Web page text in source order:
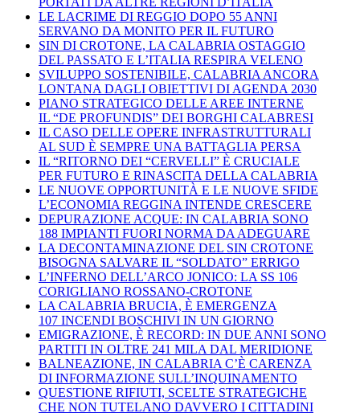
LE LACRIME DI REGGIO DOPO 55 ANNI
SERVANO DA MONITO PER IL FUTURO
SIN DI CROTONE, LA CALABRIA OSTAGGIO
DEL PASSATO E L’ITALIA RESPIRA VELENO
SVILUPPO SOSTENIBILE, CALABRIA ANCORA
LONTANA DAGLI OBIETTIVI DI AGENDA 2030
PIANO STRATEGICO DELLE AREE INTERNE
IL “DE PROFUNDIS” DEI BORGHI CALABRESI
IL CASO DELLE OPERE INFRASTRUTTURALI
AL SUD È SEMPRE UNA BATTAGLIA PERSA
IL “RITORNO DEI “CERVELLI” È CRUCIALE
PER FUTURO E RINASCITA DELLA CALABRIA
LE NUOVE OPPORTUNITÀ E LE NUOVE SFIDE
L’ECONOMIA REGGINA INTENDE CRESCERE
DEPURAZIONE ACQUE: IN CALABRIA SONO
188 IMPIANTI FUORI NORMA DA ADEGUARE
LA DECONTAMINAZIONE DEL SIN CROTONE
BISOGNA SALVARE IL “SOLDATO” ERRIGO
L’INFERNO DELL’ARCO JONICO: LA SS 106
CORIGLIANO ROSSANO-CROTONE
LA CALABRIA BRUCIA, È EMERGENZA
107 INCENDI BOSCHIVI IN UN GIORNO
EMIGRAZIONE, È RECORD: IN DUE ANNI SONO
PARTITI IN OLTRE 241 MILA DAL MERIDIONE
BALNEAZIONE, IN CALABRIA C’È CARENZA
DI INFORMAZIONE SULL’INQUINAMENTO
QUESTIONE RIFIUTI, SCELTE STRATEGICHE
CHE NON TUTELANO DAVVERO I CITTADINI